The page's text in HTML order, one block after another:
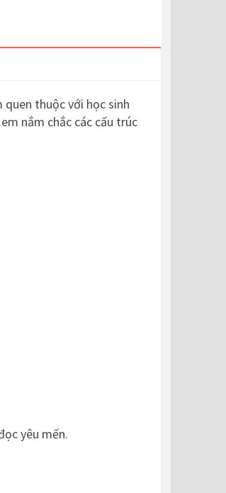
thuộc với học sinh
nắm chắc các cấu trúc
yêu mến.